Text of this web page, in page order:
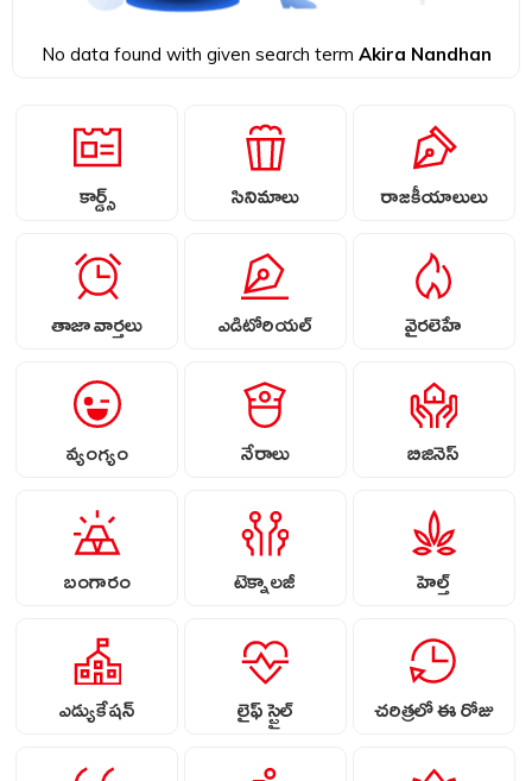
No data found with given search term Akira Nandhan
కార్డ్స్ సినిమాలు రాజకీయాలులు
తాజా వార్తలు ఎడిటోరియల్ వైరలెహే
వ్యంగ్యం నేరాలు బిజినెస్
బంగారం టెక్నాలజీ హెల్త్
ఎడ్యుకేషన్ లైఫ్ స్టైల్ చరిత్రలో ఈ రోజు